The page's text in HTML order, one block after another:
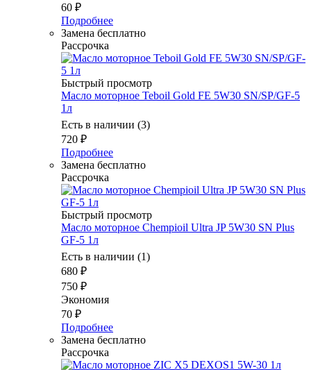
60 ₽
Подробнее
Замена бесплатно
Рассрочка
Быстрый просмотр
Масло мотоpное Teboil Gold FE 5W30 SN/SP/GF-5
1л
Есть в наличии (3)
720 ₽
Подробнее
Замена бесплатно
Рассрочка
Быстрый просмотр
Масло моторное Chempioil Ultra JP 5W30 SN Plus
GF-5 1л
Есть в наличии (1)
680 ₽
750 ₽
Экономия
70 ₽
Подробнее
Замена бесплатно
Рассрочка